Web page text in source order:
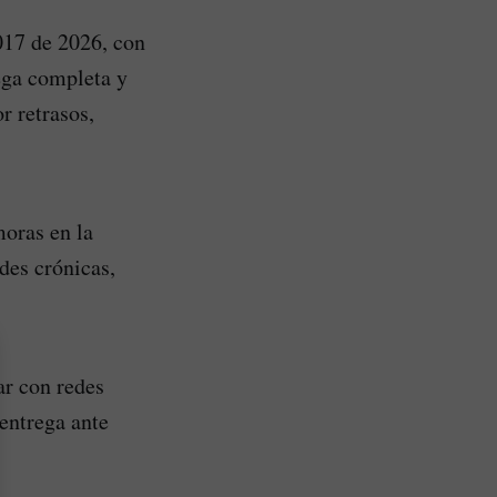
de 2026, con
completa y
retrasos,
en la
crónicas,
con redes
ante